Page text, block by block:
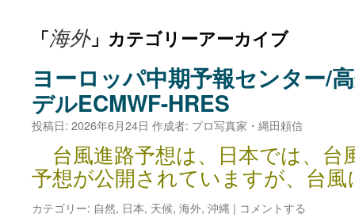
「海外」カテゴリーアーカイブ
ヨーロッパ中期予報センター/
デルECMWF-HRES
投稿日: 2026年6月24日 作成者: プロ写真家・縄田頼信
台風進路予想は、日本では、台
予想が公開されていますが、台
カテゴリー: 自然, 日本, 天候, 海外, 沖縄 | コメントする